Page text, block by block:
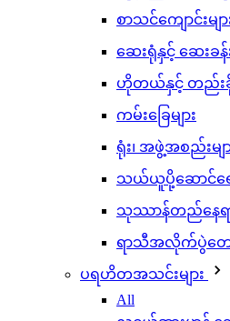
စာသင်ကျောင်းမျာ
ဆေးရုံနှင့် ဆေးခန်း
ဟိုတယ်နှင့် တည်းခိုခ
ကမ်းခြေများ
ရုံး၊ အဖွဲ့အစည်းမျာ
သယ်ယူပို့ဆောင်ရ
သုဿာန်တည်နေရာ
ရာသီအလိုက်ပွဲတော်
ပရဟိတအသင်းများ
All